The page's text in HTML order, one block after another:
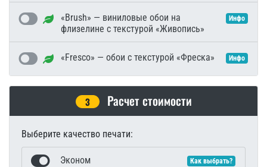
«Brush» — виниловые обои на
флизелине с текстурой «Живопись»
Инфо
«Fresco» — обои с текстурой «Фреска» Инфо
3 Расчет стоимости
Выберите качество печати:
Эконом Как выбрать?